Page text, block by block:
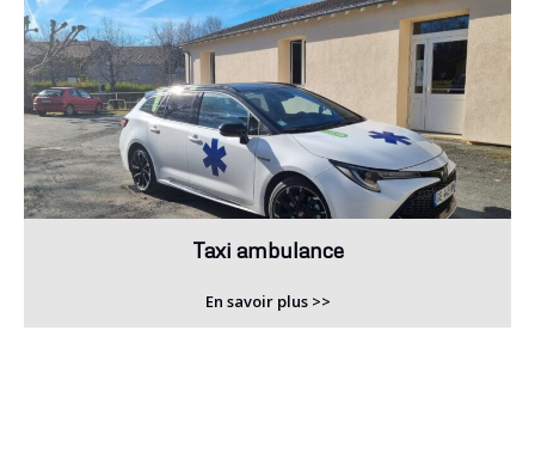
Taxi ambulance
En savoir plus >>